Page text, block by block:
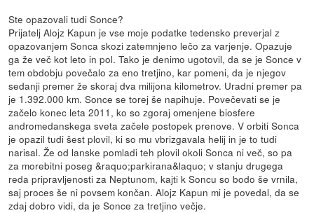
Ste opazovali tudi Sonce?
Prijatelj Alojz Kapun je vse moje podatke tedensko preverjal z
opazovanjem Sonca skozi zatemnjeno lečo za varjenje. Opazuje
ga že več kot leto in pol. Tako je denimo ugotovil, da se je Sonce v
tem obdobju povečalo za eno tretjino, kar pomeni, da je njegov
sedanji premer že skoraj dva milijona kilometrov. Uradni premer pa
je 1.392.000 km. Sonce se torej še napihuje. Povečevati se je
začelo konec leta 2011, ko so zgoraj omenjene biosfere
andromedanskega sveta začele postopek prenove. V orbiti Sonca
je opazil tudi šest plovil, ki so mu vbrizgavala helij in je to tudi
narisal. Že od lanske pomladi teh plovil okoli Sonca ni več, so pa
za morebitni poseg &raquo;parkirana&laquo; v stanju drugega
reda pripravljenosti za Neptunom, kajti k Soncu so bodo še vrnila,
saj proces še ni povsem končan. Alojz Kapun mi je povedal, da se
zdaj dobro vidi, da je Sonce za tretjino večje.